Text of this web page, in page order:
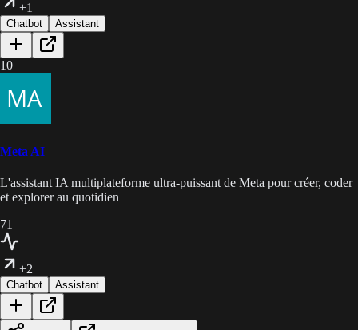
+1
Chatbot Assistant
10
Meta AI
L'assistant IA multiplateforme ultra-puissant de Meta pour créer, coder
et explorer au quotidien
71
+2
Chatbot Assistant